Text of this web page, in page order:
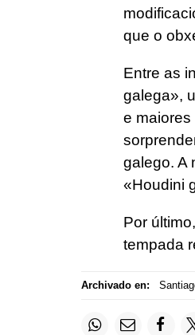
que o
Entre as
galega»,
e
galego. A
«Houdini
Por
tempada
Archivado en: